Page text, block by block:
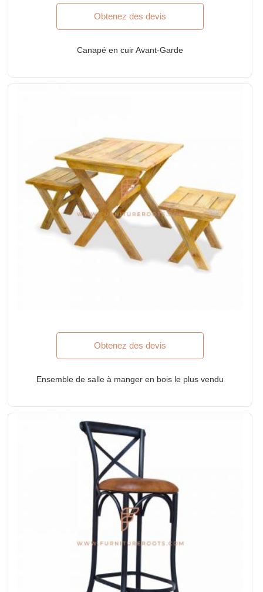
Obtenez des devis
Canapé en cuir Avant-Garde
Obtenez des devis
Ensemble de salle à manger en bois le plus vendu